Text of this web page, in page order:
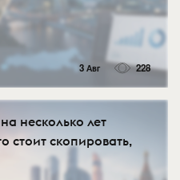
3 Авг 228
несколько лет
стоит скопировать,